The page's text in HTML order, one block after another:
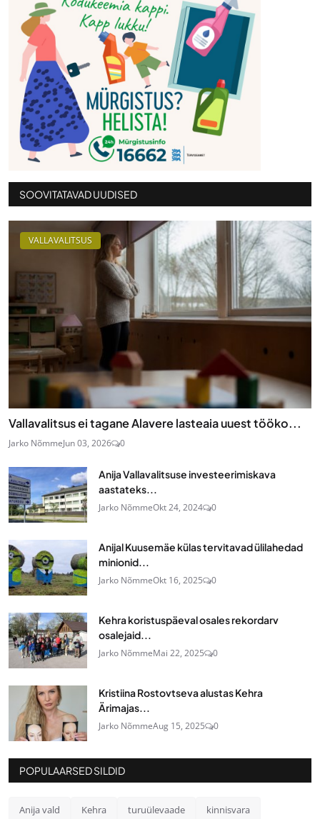
SOOVITATAVAD UUDISED
VALLAVALITSUS
Vallavalitsus ei tagane Alavere lasteaia uuest tööko...
Jarko NõmmeJun 03, 2026 0
Anija Vallavalitsuse investeerimiskava
aastateks...
Jarko NõmmeOkt 24, 2024 0
Anijal Kuusemäe külas tervitavad ülilahedad
minionid...
Jarko NõmmeOkt 16, 2025 0
Kehra koristuspäeval osales rekordarv
osalejaid...
Jarko NõmmeMai 22, 2025 0
Kristiina Rostovtseva alustas Kehra
Ärimajas...
Jarko NõmmeAug 15, 2025 0
POPULAARSED SILDID
Anija vald Kehra turuülevaade kinnisvara